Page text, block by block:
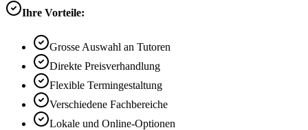
Ihre Vorteile:
Grosse Auswahl an Tutoren
Direkte Preisverhandlung
Flexible Termingestaltung
Verschiedene Fachbereiche
Lokale und Online-Optionen